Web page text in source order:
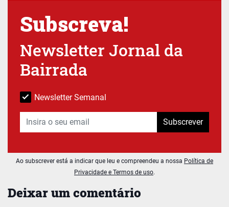
Deixar um comentário
Subscreva!
Newsletter Jornal da
Bairrada
Newsletter Semanal
Subscrever
Ao subscrever está a indicar que leu e compreendeu a nossa Política de
Privacidade e Termos de uso.